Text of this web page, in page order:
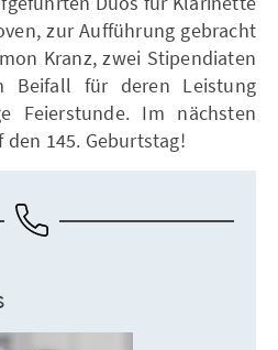
zur Aufführung gebracht
Kranz, zwei Stipendiaten
Beifall für deren Leistung
Feierstunde. Im nächsten
145. Geburtstag!